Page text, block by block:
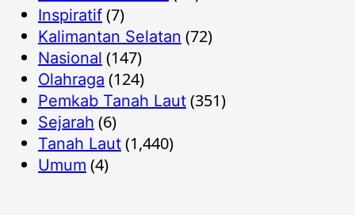
Inspiratif (7)
Kalimantan Selatan (72)
Nasional (147)
Olahraga (124)
Pemkab Tanah Laut (351)
Sejarah (6)
Tanah Laut (1,440)
Umum (4)